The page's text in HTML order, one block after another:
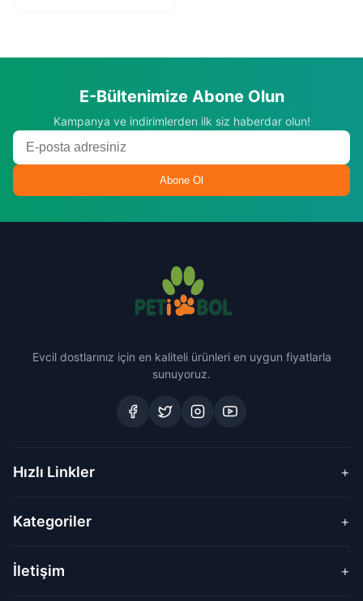
E-Bültenimize Abone Olun
Kampanya ve indirimlerden ilk siz haberdar olun!
Abone Ol
Evcil dostlarınız için en kaliteli ürünleri en uygun fiyatlarla
sunuyoruz.
Hızlı Linkler +
Kategoriler +
İletişim +